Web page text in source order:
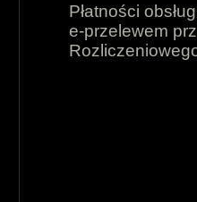
Płatności
e-przelewem